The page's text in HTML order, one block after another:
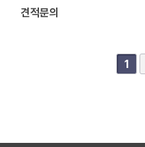
견적문의
1